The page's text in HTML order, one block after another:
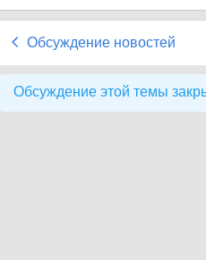
Обсуждение новостей
Обсуждение этой темы